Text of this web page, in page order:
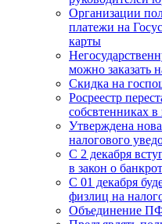
Организации
платежи на
карты
можно заказать
Скидка на
Росреестр
собсвтенниках
Утверждена
налогового
С 2 декабря
в закон о
C 01 декабря
физлиц на
Объединение